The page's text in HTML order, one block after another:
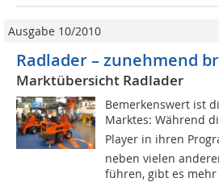
Ausgabe 10/2010
Radlader – zunehmend
Marktübersicht Radlader
Bemerkenswert ist
Marktes: Während
Player in ihren
neben vielen
führen, gibt es